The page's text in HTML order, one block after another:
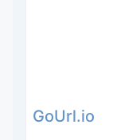
GoUrl.io